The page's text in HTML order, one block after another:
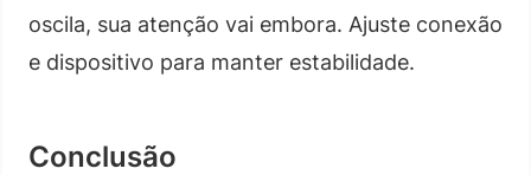
oscila, sua atenção vai embora. Ajuste conexão
e dispositivo para manter estabilidade.
Conclusão